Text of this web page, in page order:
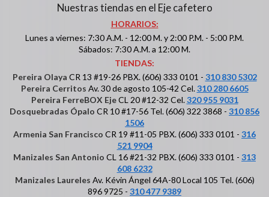
Nuestras tiendas en el Eje cafetero
HORARIOS:
Lunes a viernes: 7:30 A.M. - 12:00 M. y 2:00 P.M. - 5:00 P.M.
Sábados: 7:30 A.M. a 12:00 M.
TIENDAS:
Pereira Olaya CR 13 #19-26 PBX. (606) 333 0101 - 310 830 5302
Pereira Cerritos Av. 30 de agosto 105-42 Cel.310 280 6605
Pereira FerreBOX EjeCL 20 #12-32 Cel.320 955 9031
Dosquebradas Ópalo CR 10 #17-56 Tel. (606) 322 3868 - 310 856
1506
Armenia San Francisco CR 19 #11-05 PBX. (606) 333 0101 - 316
521 9904
Manizales San Antonio CL 16 #21-32 PBX. (606) 333 0101 - 313
608 6232
Manizales Laureles Av. Kévin Ángel 64A-80 Local 105 Tel. (606)
896 9725 - 310 477 9389